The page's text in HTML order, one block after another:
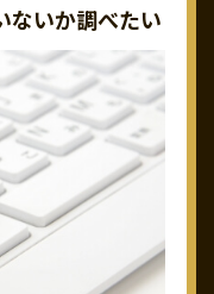
ないか調べたい